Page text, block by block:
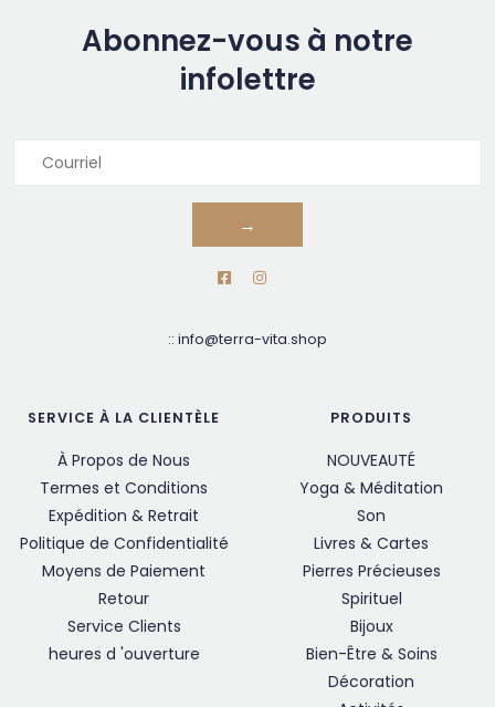
Abonnez-vous à notre
infolettre
→
:: info@terra-vita.shop
SERVICE À LA CLIENTÈLE
À Propos de Nous
Termes et Conditions
Expédition & Retrait
Politique de Confidentialité
Moyens de Paiement
Retour
Service Clients
heures d 'ouverture
PRODUITS
NOUVEAUTÉ
Yoga & Méditation
Son
Livres & Cartes
Pierres Précieuses
Spirituel
Bijoux
Bien-Être & Soins
Décoration